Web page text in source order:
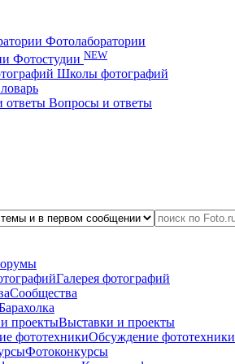
Фотолаборатории
Фотостудии NEW
Школы фотографий
Вопросы и ответы
Галерея фотографий
Сообщества
Выставки и проекты
Обсуждение фототехники
Фотоконкурсы